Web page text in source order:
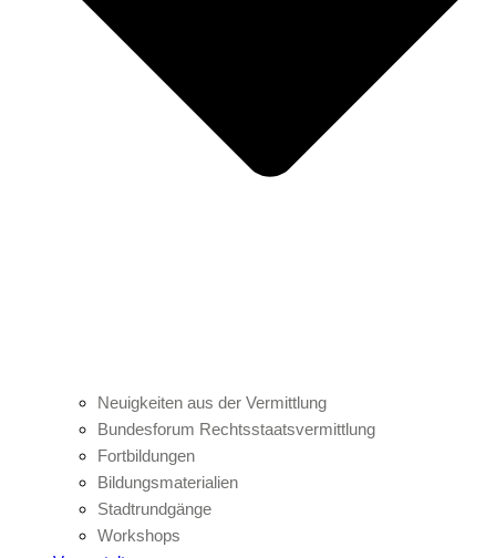
Neuigkeiten aus der Vermittlung
Bundesforum Rechtsstaatsvermittlung
Fortbildungen
Bildungsmaterialien
Stadtrundgänge
Workshops